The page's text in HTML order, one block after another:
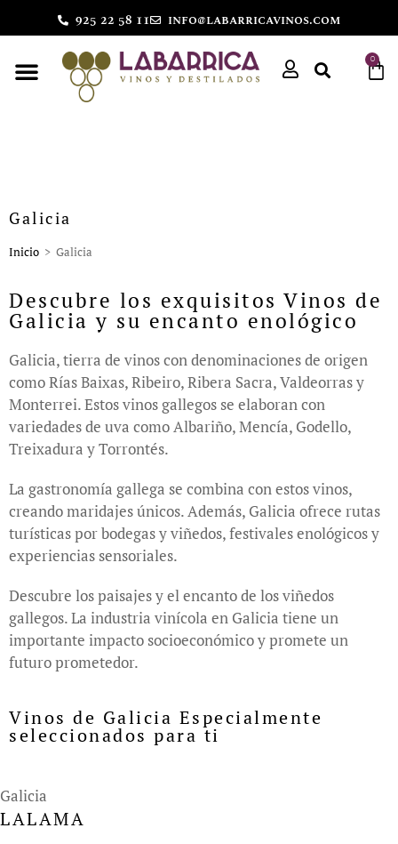
925 22 58 11 info@labarricavinos.com
0
Galicia
Inicio > Galicia
Descubre los exquisitos Vinos de
Galicia y su encanto enológico
Galicia, tierra de vinos con denominaciones de origen
como Rías Baixas, Ribeiro, Ribera Sacra, Valdeorras y
Monterrei. Estos vinos gallegos se elaboran con
variedades de uva como Albariño, Mencía, Godello,
Treixadura y Torrontés.
La gastronomía gallega se combina con estos vinos,
creando maridajes únicos. Además, Galicia ofrece rutas
turísticas por bodegas y viñedos, festivales enológicos y
experiencias sensoriales.
Descubre los paisajes y el encanto de los viñedos
gallegos. La industria vinícola en Galicia tiene un
importante impacto socioeconómico y promete un
futuro prometedor.
Vinos de Galicia Especialmente
seleccionados para ti
Galicia
LALAMA